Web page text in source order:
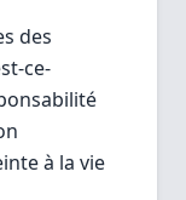
des
ce-
à la vie